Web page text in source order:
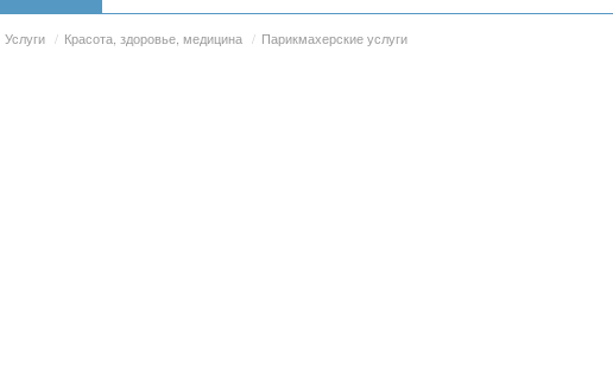
Услуги / Красота, здоровье, медицина / Парикмахерские услуги